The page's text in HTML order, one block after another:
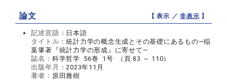
論文 【 表示 ／非表示 】
記述言語： 日本語
タイトル：統計力学の概念生成とその基礎にあるもの―稲
葉肇著『統計力学の形成』に寄せて―
誌名： 科学哲学 56巻 1号 （頁 83 ～ 110）
出版年月：2023年11月
著者： 原田雅樹